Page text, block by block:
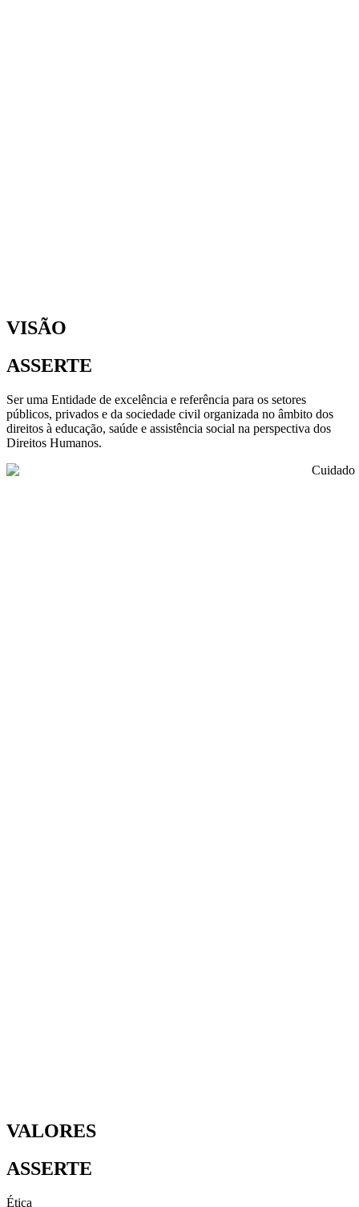
VISÃO
ASSERTE
Ser uma Entidade de excelência e referência para os setores
públicos, privados e da sociedade civil organizada no âmbito dos
direitos à educação, saúde e assistência social na perspectiva dos
Direitos Humanos.
VALORES
ASSERTE
Ética